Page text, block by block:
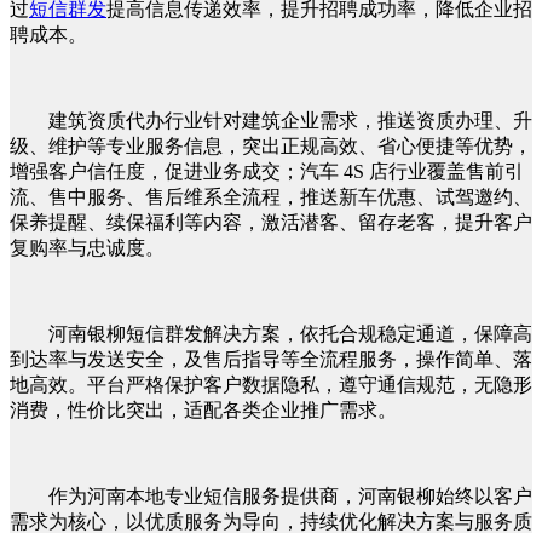
过短信群发提高信息传递效率，提升招聘成功率，降低企业招
聘成本。
建筑资质代办行业针对建筑企业需求，推送资质办理、升
级、维护等专业服务信息，突出正规高效、省心便捷等优势，
增强客户信任度，促进业务成交；汽车 4S 店行业覆盖售前引
流、售中服务、售后维系全流程，推送新车优惠、试驾邀约、
保养提醒、续保福利等内容，激活潜客、留存老客，提升客户
复购率与忠诚度。
河南银柳短信群发解决方案，依托合规稳定通道，保障高
到达率与发送安全，及售后指导等全流程服务，操作简单、落
地高效。平台严格保护客户数据隐私，遵守通信规范，无隐形
消费，性价比突出，适配各类企业推广需求。
作为河南本地专业短信服务提供商，河南银柳始终以客户
需求为核心，以优质服务为导向，持续优化解决方案与服务质